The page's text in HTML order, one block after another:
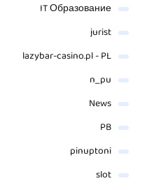
IT Образование
jurist
lazybar-casino.pl - PL
n_pu
News
PB
pinuptoni
slot